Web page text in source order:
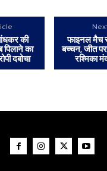
की
पिलाने का
दबोचा
फाइनल मैच
बच्चन, जीत
रश्मिका